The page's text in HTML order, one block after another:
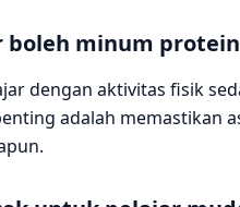
minum
dengan aktivitas fisik
adalah memastikan